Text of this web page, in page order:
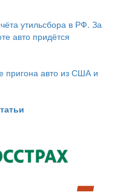
утильсбора в РФ. За
авто придётся
пригона авто из США и